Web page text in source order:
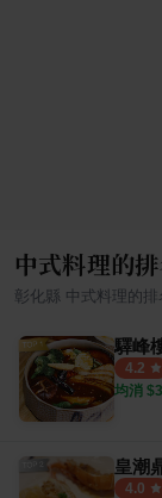
中式料理的
彰化縣 中式料理 的排
驛峰
4.2
均消 $
皇潮
4.0